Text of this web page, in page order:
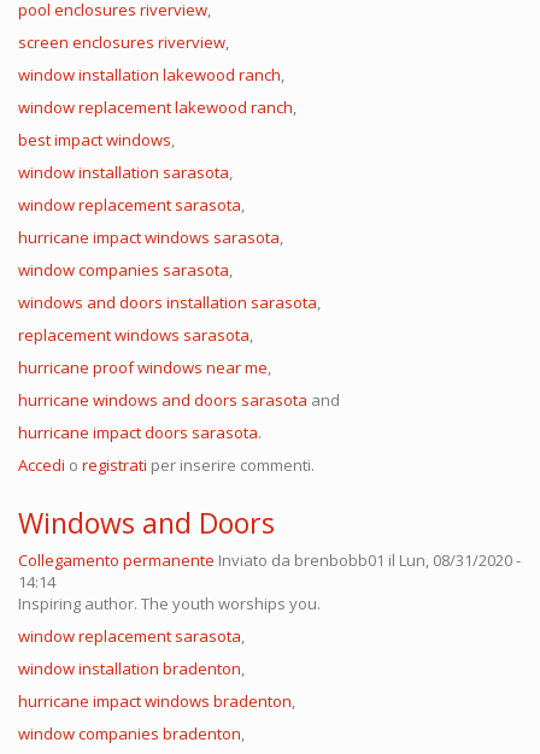
pool enclosures riverview,
screen enclosures riverview,
window installation lakewood ranch,
window replacement lakewood ranch,
best impact windows,
window installation sarasota,
window replacement sarasota,
hurricane impact windows sarasota,
window companies sarasota,
windows and doors installation sarasota,
replacement windows sarasota,
hurricane proof windows near me,
hurricane windows and doors sarasota and
hurricane impact doors sarasota.
Accedi o registrati per inserire commenti.
Windows and Doors
Collegamento permanente Inviato da brenbobb01 il Lun, 08/31/2020 -
14:14
Inspiring author. The youth worships you.
window replacement sarasota,
window installation bradenton,
hurricane impact windows bradenton,
window companies bradenton,